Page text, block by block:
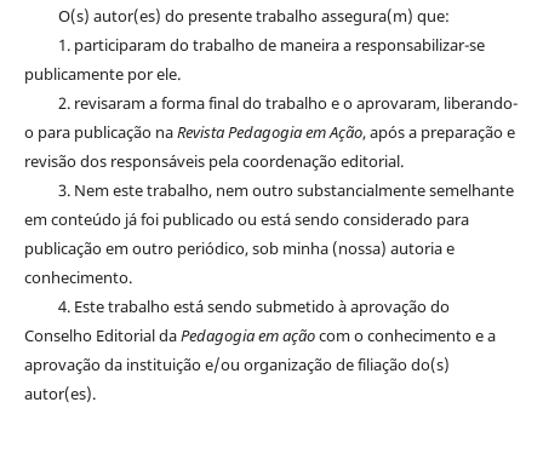
O(s) autor(es) do presente trabalho assegura(m) que:
1. participaram do trabalho de maneira a responsabilizar-se
publicamente por ele.
2. revisaram a forma final do trabalho e o aprovaram, liberando-
o para publicação naRevista Pedagogia em Ação, após a preparação e
revisão dos responsáveis pela coordenação editorial.
3. Nem este trabalho, nem outro substancialmente semelhante
em conteúdo já foi publicado ou está sendo considerado para
publicação em outro periódico, sob minha (nossa) autoria e
conhecimento.
4. Este trabalho está sendo submetido à aprovação do
Conselho Editorial daPedagogia em açãocom o conhecimento e a
aprovação da instituição e/ou organização de filiação do(s)
autor(es).